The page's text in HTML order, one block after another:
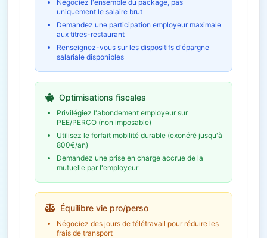
Négociez l'ensemble du package, pas
uniquement le salaire brut
Demandez une participation employeur maximale
aux titres-restaurant
Renseignez-vous sur les dispositifs d'épargne
salariale disponibles
Optimisations fiscales
Privilégiez l'abondement employeur sur
PEE/PERCO (non imposable)
Utilisez le forfait mobilité durable (exonéré jusqu'à
800€/an)
Demandez une prise en charge accrue de la
mutuelle par l'employeur
Équilibre vie pro/perso
Négociez des jours de télétravail pour réduire les
frais de transport